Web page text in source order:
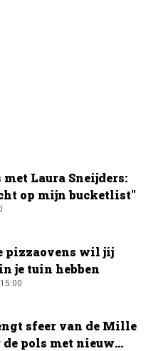
met Laura Sneijders:
op mijn bucketlist"
pizzaovens wil jij
je tuin hebben
sfeer van de Mille
pols met nieuw